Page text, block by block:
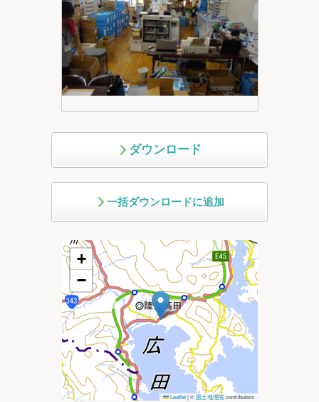
Foreign Laguage
ダウンロード
一括ダウンロードに追加
+
−
Leaflet |©国土地理院contributors